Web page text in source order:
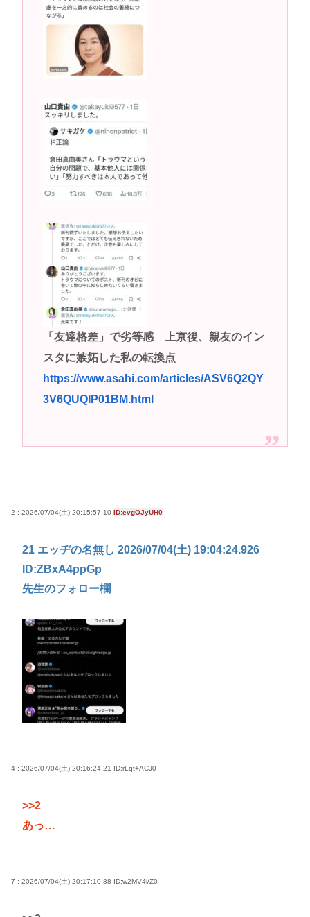
の」俺くん「マーシャルって何？🙄」
面白いシューティングゲーム教えろ🧌
部屋作りゲーム、確率で出現するイカを見るとクラ
ッシュする不具合が発生
サイン入りドラム・スティックをプレゼントw
若くて美人なママと親友の淫らな行為内容を毎回聞
かされる「女神の加護を受けしママのサーガ」3巻 今
ガチで “ママ” ブーム来てるよな
ポケカ資産が100万円超えた男の子www
まれるの？
中国のメスガキ、民度が終わりすぎてる
Powered by livedoor 相互RSS
「友達格差」で劣等感 上京後、親友のイン
スタに嫉妬した私の転換点
https://www.asahi.com/articles/ASV6Q2QY
3V6QUQIP01BM.html
2 : 2026/07/04(土) 20:15:57.10 ID:evgOJyUH0
21 エッヂの名無し 2026/07/04(土) 19:04:24.926
ID:ZBxA4ppGp
先生のフォロー欄
4 : 2026/07/04(土) 20:16:24.21 ID:rLqt+ACJ0
>>2
あっ…
7 : 2026/07/04(土) 20:17:10.88 ID:w2MV4i/Z0